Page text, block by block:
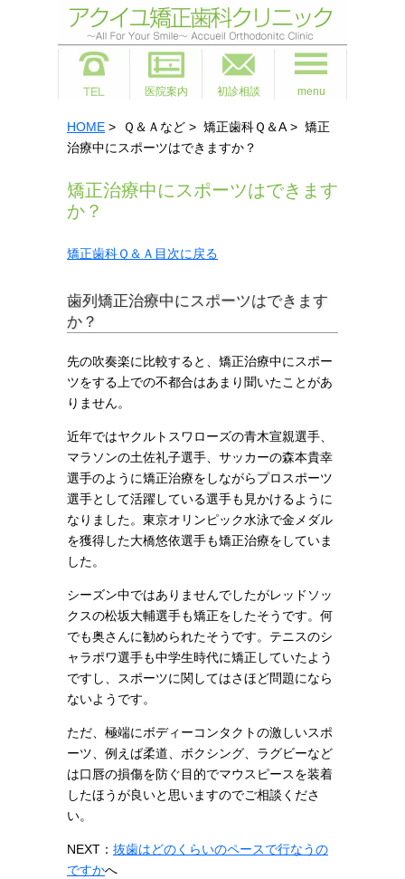
医院案内 初診相談 menu
HOME > Ｑ＆Ａなど > 矯正歯科Ｑ＆A > 矯正
治療中にスポーツはできますか？
矯正治療中にスポーツはできます
か？
矯正歯科Ｑ＆Ａ目次に戻る
歯列矯正治療中にスポーツはできます
か？
先の吹奏楽に比較すると、矯正治療中にスポー
ツをする上での不都合はあまり聞いたことがあ
りません。
近年ではヤクルトスワローズの青木宣親選手、
マラソンの土佐礼子選手、サッカーの森本貴幸
選手のように矯正治療をしながらプロスポーツ
選手として活躍している選手も見かけるように
なりました。東京オリンピック水泳で金メダル
を獲得した大橋悠依選手も矯正治療をしていま
した。
シーズン中ではありませんでしたがレッドソッ
クスの松坂大輔選手も矯正をしたそうです。何
でも奥さんに勧められたそうです。テニスのシ
ャラポワ選手も中学生時代に矯正していたよう
ですし、スポーツに関してはさほど問題になら
ないようです。
ただ、極端にボディーコンタクトの激しいスポ
ーツ、例えば柔道、ボクシング、ラグビーなど
は口唇の損傷を防ぐ目的でマウスピースを装着
したほうが良いと思いますのでご相談くださ
い。
NEXT： 抜歯はどのくらいのペースで行なうの
ですかへ